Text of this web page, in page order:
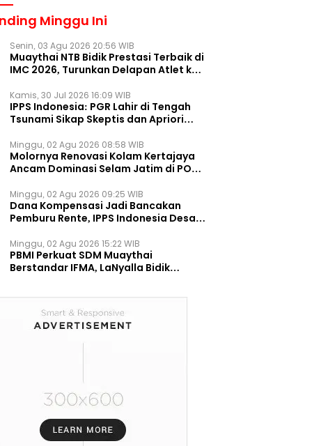
Minggu Ini
Senin, 03 Agu 2026 20:56 WIB
Muaythai NTB Bidik Prestasi Terbaik di
IMC 2026, Turunkan Delapan Atlet ke
Kamis, 30 Jul 2026 16:09 WIB
IPPS Indonesia: PGR Lahir di Tengah
Tsunami Sikap Skeptis dan Apriori
Minggu, 02 Agu 2026 08:58 WIB
Molornya Renovasi Kolam Kertajaya
Ancam Dominasi Selam Jatim di PON
Minggu, 02 Agu 2026 09:25 WIB
Dana Kompensasi Jadi Bancakan
Pemburu Rente, IPPS Indonesia Desak
Permanen
Minggu, 02 Agu 2026 15:22 WIB
PBMI Perkuat SDM Muaythai
Berstandar IFMA, LaNyalla Bidik